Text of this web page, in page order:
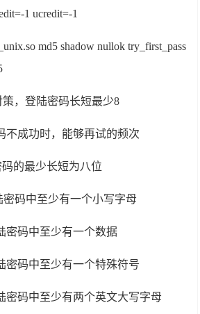
1 ucredit=-1
md5 shadow nullok try_first_pass
，登陆密码长短最少8
不成功时，能够再试的频次
的最少长短为八位
密码中至少有一个小写字母
密码中至少有一个数据
密码中至少有一个特殊符号
密码中至少有两个英文大写字母